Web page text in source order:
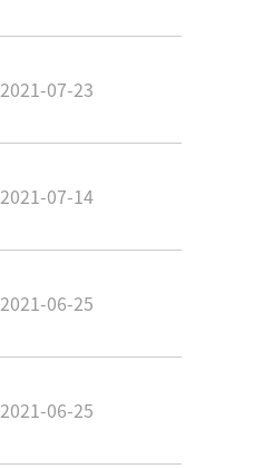
2021-07-23
2021-07-14
2021-06-25
2021-06-25